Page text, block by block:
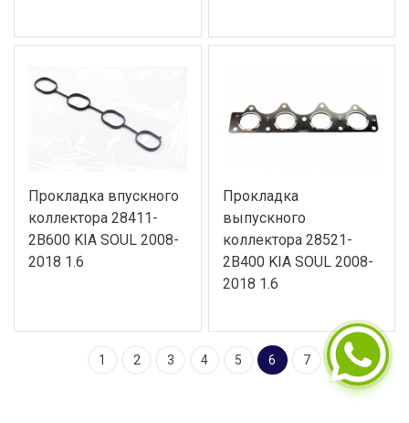
Прокладка впускного
коллектора 28411-
2B600 KIA SOUL 2008-
2018 1.6
Прокладка
выпускного
коллектора 28521-
2B400 KIA SOUL 2008-
2018 1.6
1 2 3 4 5 6 7